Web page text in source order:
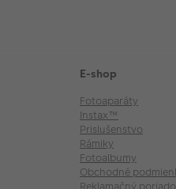
E-shop
Fotoaparáty
Instax™
Prislušenstvo
Rámiky
Fotoalbumy
Obchodné
Reklamačný